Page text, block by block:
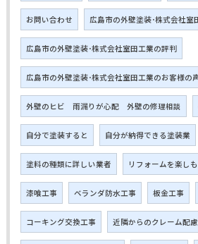
お問い合わせ 広島市の外壁塗装･株式会社室
広島市の外壁塗装･株式会社室田工業の評判
広島市の外壁塗装･株式会社室田工業のお客様の
外壁のヒビ 雨漏りが心配 外壁の修理相談
自分で塗装すると 自分が納得できる塗装業
塗料の種類に詳しい業者 リフォームを楽し
漆喰工事 ベランダ防水工事 板金工事
コーキング交換工事 近隣からのクレーム配慮